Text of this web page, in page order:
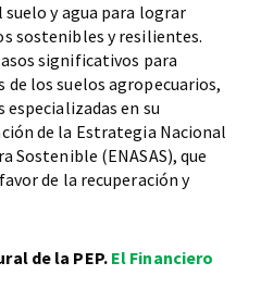
y agua para lograr
sostenibles y resilientes.
significativos para
los suelos agropecuarios,
en su
de la Estrategia Nacional
Sostenible (ENASAS), que
de la recuperación y
de la PEP. El Financiero